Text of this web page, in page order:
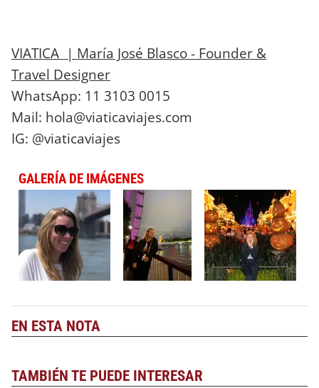
VIATICA | María José Blasco - Founder &
Travel Designer
WhatsApp: 11 3103 0015
Mail: hola@viaticaviajes.com
IG: @viaticaviajes
GALERÍA DE IMÁGENES
EN ESTA NOTA
TAMBIÉN TE PUEDE INTERESAR